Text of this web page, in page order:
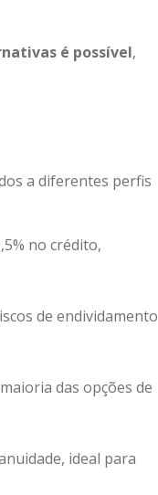
é possível,
a diferentes perfis
no crédito,
de endividamento
das opções de
ideal para